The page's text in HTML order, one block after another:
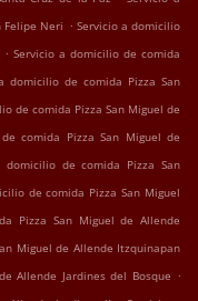
Felipe Neri . Servicio a domicilio
. Servicio a domicilio de comida
domicilio de comida Pizza San
de comida Pizza San Miguel de
comida Pizza San Miguel de
domicilio de comida Pizza San
de comida Pizza San Miguel
Pizza San Miguel de Allende
Miguel de Allende Itzquinapan
Allende Jardines del Bosque .